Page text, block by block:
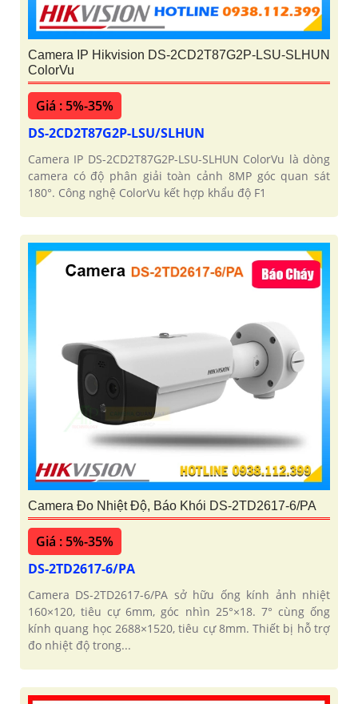
Camera IP Hikvision DS-2CD2T87G2P-LSU-SLHUN
ColorVu
Giá : 5%-35%
DS-2CD2T87G2P-LSU/SLHUN
Camera IP DS-2CD2T87G2P-LSU-SLHUN ColorVu là dòng
camera có độ phân giải toàn cảnh 8MP góc quan sát
180°. Công nghệ ColorVu kết hợp khẩu độ F1
Camera Đo Nhiệt Độ, Báo Khói DS-2TD2617-6/PA
Giá : 5%-35%
DS-2TD2617-6/PA
Camera DS-2TD2617-6/PA sở hữu ống kính ảnh nhiệt
160×120, tiêu cự 6mm, góc nhìn 25°×18. 7° cùng ống
kính quang học 2688×1520, tiêu cự 8mm. Thiết bị hỗ trợ
đo nhiệt độ trong...